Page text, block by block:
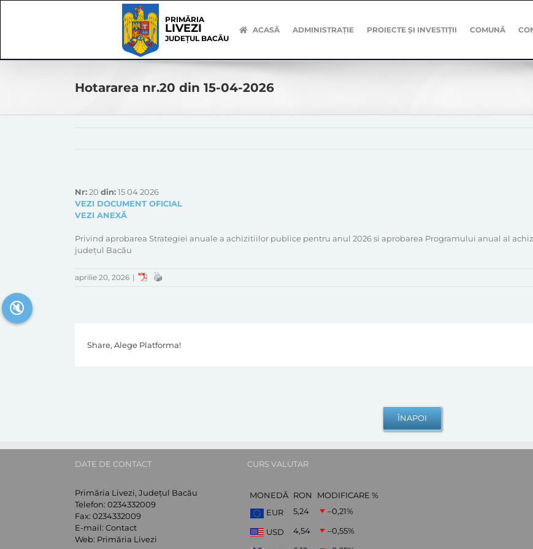
PRIMĂRIA
LIVEZI
JUDEȚUL BACĂU
ACASĂ ADMINISTRAȚIE PROIECTE ȘI INVESTIȚII COMUNĂ
Hotararea nr.20 din 15-04-2026
Nr:20 din:15 04 2026
VEZI DOCUMENT OFICIAL
VEZI ANEXĂ
Privind aprobarea Strategiei anuale a achizitiilor publice pentru anul 2026 si aprobarea Programului anual al
județul Bacău
aprilie 20, 2026 |
Share, Alege Platforma!
DATE DE CONTACT
Primăria Livezi, Județul Bacău
Telefon: 0234332009
Fax: 0234332009
E-mail: Contact
Web: Primăria Livezi
CURS VALUTAR
MONEDĂ RON
MODIFICARE %
EUR
5,24 –0,21%
USD 4,54 –0,55%
🔇